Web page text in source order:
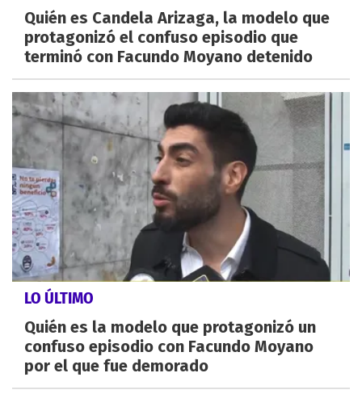
Quién es Candela Arizaga, la modelo que
protagonizó el confuso episodio que
terminó con Facundo Moyano detenido
LO ÚLTIMO
Quién es la modelo que protagonizó un
confuso episodio con Facundo Moyano
por el que fue demorado